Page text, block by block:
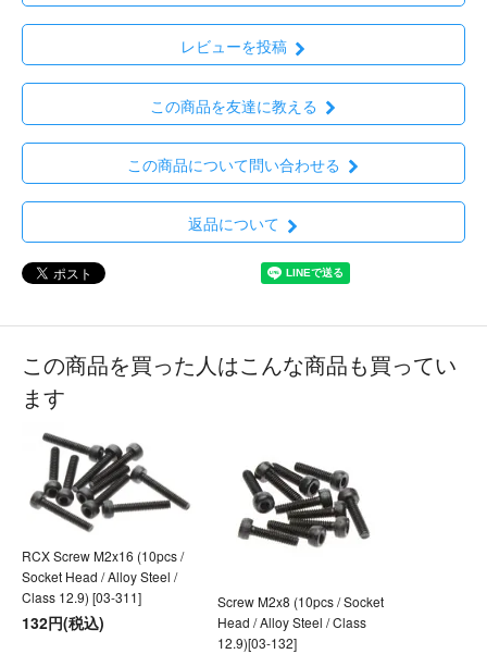
レビューを投稿
この商品を友達に教える
この商品について問い合わせる
返品について
この商品を買った人はこんな商品も買ってい
ます
RCX Screw M2x16 (10pcs /
Socket Head / Alloy Steel /
Class 12.9) [03-311]
132円(税込)
Screw M2x8 (10pcs / Socket
Head / Alloy Steel / Class
12.9)[03-132]